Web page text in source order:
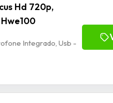
Hd 720p,
Integrado, Usb -